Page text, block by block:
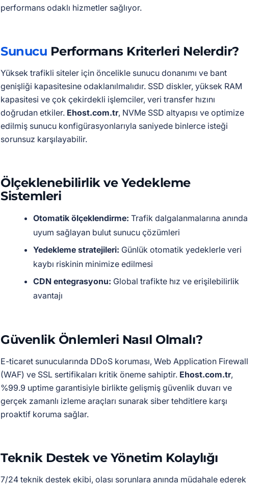
performans odaklı hizmetler sağlıyor.
Sunucu Performans Kriterleri Nelerdir?
Yüksek trafikli siteler için öncelikle sunucu donanımı ve bant
genişliği kapasitesine odaklanılmalıdır. SSD diskler, yüksek RAM
kapasitesi ve çok çekirdekli işlemciler, veri transfer hızını
doğrudan etkiler. Ehost.com.tr, NVMe SSD altyapısı ve optimize
edilmiş sunucu konfigürasyonlarıyla saniyede binlerce isteği
sorunsuz karşılayabilir.
Ölçeklenebilirlik ve Yedekleme
Sistemleri
Otomatik ölçeklendirme: Trafik dalgalanmalarına anında
uyum sağlayan bulut sunucu çözümleri
Yedekleme stratejileri: Günlük otomatik yedeklerle veri
kaybı riskinin minimize edilmesi
CDN entegrasyonu: Global trafikte hız ve erişilebilirlik
avantajı
Güvenlik Önlemleri Nasıl Olmalı?
E-ticaret sunucularında DDoS koruması, Web Application Firewall
(WAF) ve SSL sertifikaları kritik öneme sahiptir. Ehost.com.tr,
%99.9 uptime garantisiyle birlikte gelişmiş güvenlik duvarı ve
gerçek zamanlı izleme araçları sunarak siber tehditlere karşı
proaktif koruma sağlar.
Teknik Destek ve Yönetim Kolaylığı
7/24 teknik destek ekibi, olası sorunlara anında müdahale ederek